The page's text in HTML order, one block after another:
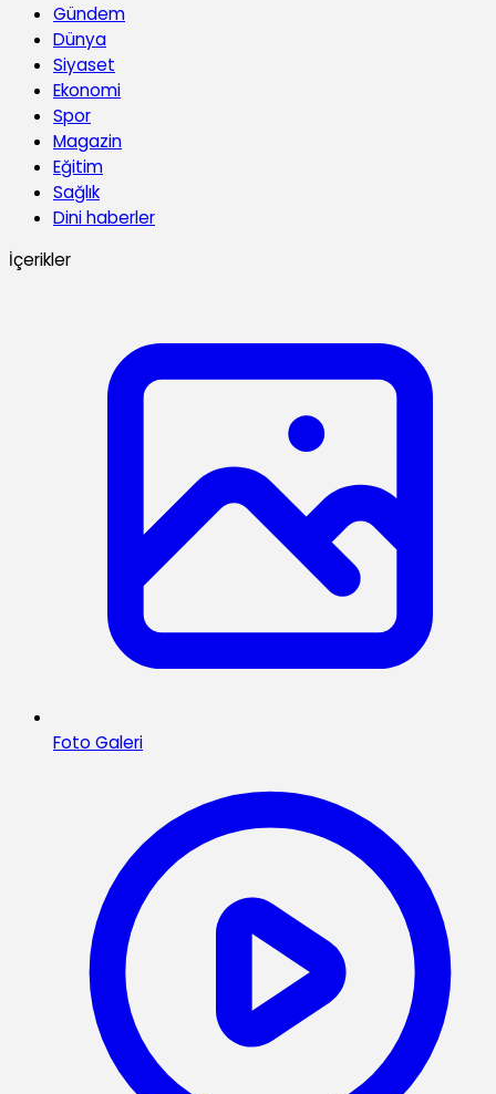
Gündem
Dünya
Siyaset
Ekonomi
Spor
Magazin
Eğitim
Sağlık
Dini haberler
İçerikler
Foto Galeri